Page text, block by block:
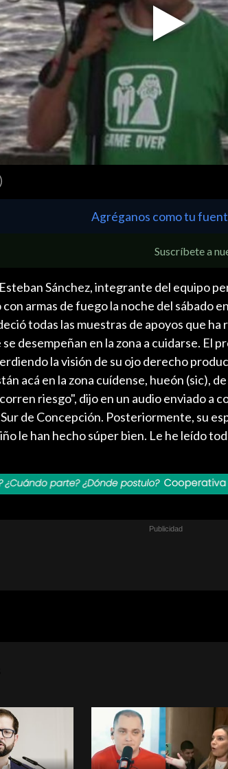
Play
Video
Agréganos como tu
Suscríbete a
Sánchez, integrante del equipo
armas de fuego la noche del sábado
todas las muestras de apoyos que ha
se desempeñan en la zona a cuidarse. El
la visión de su ojo derecho
acá en la zona cuídense, hueón (sic),
riesgo", dijo en un audio enviado a
de Concepción. Posteriormente, su
le han hecho súper bien. Le he leído